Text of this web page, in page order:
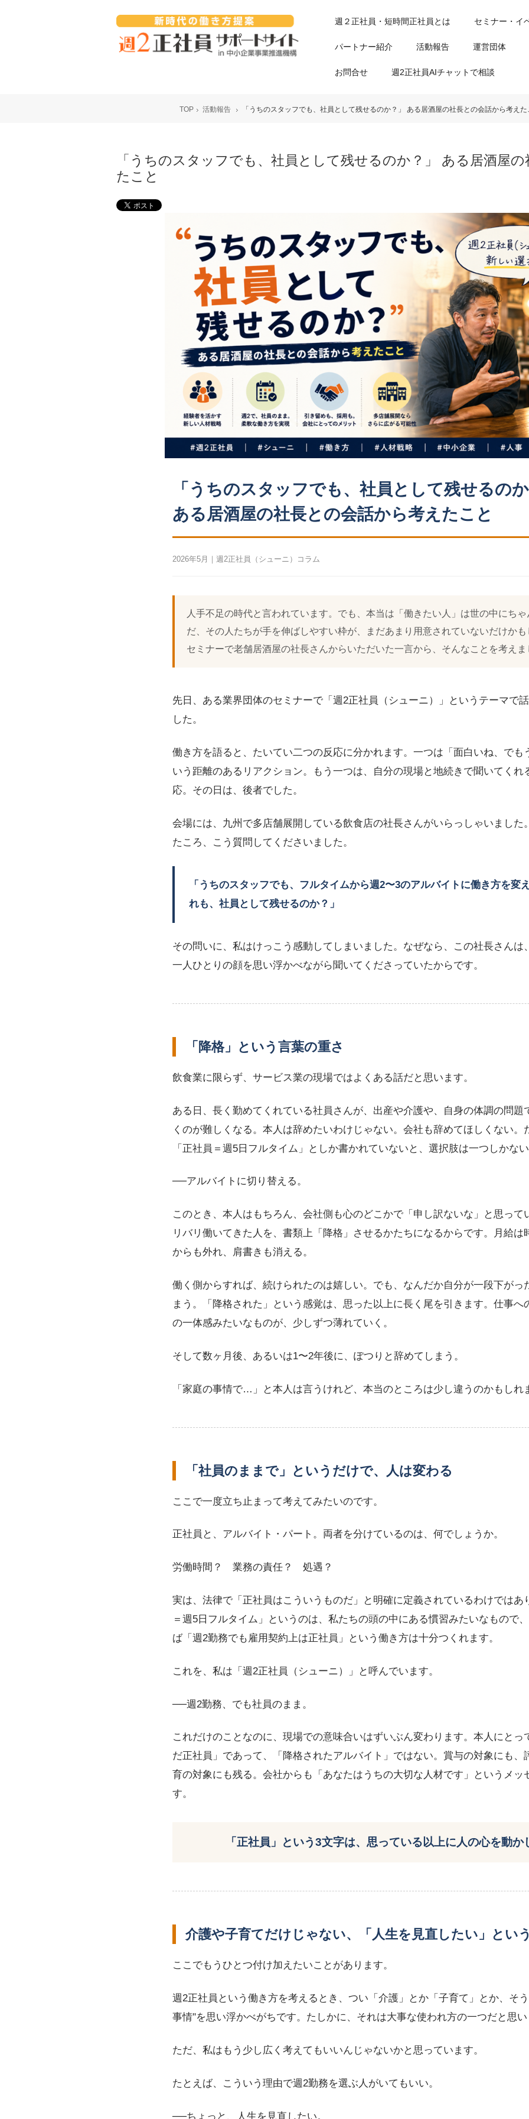
週２正社員・短時間正社員とは セミナー・イ
パートナー紹介 活動報告 運営団体
お問合せ 週2正社員AIチャットで相談
TOP 活動報告 「うちのスタッフでも、社員として残せるのか？」 ある居酒屋の社長との会話から考えた
「うちのスタッフでも、社員として残せるのか？」 ある居酒屋
たこと
「うちのスタッフでも、社員として残せるの
ある居酒屋の社長との会話から考えたこと
2026年5月｜週2正社員（シューニ）コラム
人手不足の時代と言われています。でも、本当は「働きたい人」は世の中にち
だ、その人たちが手を伸ばしやすい枠が、まだあまり用意されていないだけか
セミナーで老舗居酒屋の社長さんからいただいた一言から、そんなことを考えま
先日、ある業界団体のセミナーで「週2正社員（シューニ）」というテーマで
した。
働き方を語ると、たいてい二つの反応に分かれます。一つは「面白いね、でも
いう距離のあるリアクション。もう一つは、自分の現場と地続きで聞いてくれ
応。その日は、後者でした。
会場には、九州で多店舗展開している飲食店の社長さんがいらっしゃいました
たころ、こう質問してくださいました。
「うちのスタッフでも、フルタイムから週2〜3のアルバイトに働き方を変
れも、社員として残せるのか？」
その問いに、私はけっこう感動してしまいました。なぜなら、この社長さんは
一人ひとりの顔を思い浮かべながら聞いてくださっていたからです。
「降格」という言葉の重さ
飲食業に限らず、サービス業の現場ではよくある話だと思います。
ある日、長く勤めてくれている社員さんが、出産や介護や、自身の体調の問題
くのが難しくなる。本人は辞めたいわけじゃない。会社も辞めてほしくない。
「正社員＝週5日フルタイム」としか書かれていないと、選択肢は一つしかな
──アルバイトに切り替える。
このとき、本人はもちろん、会社側も心のどこかで「申し訳ないな」と思って
リバリ働いてきた人を、書類上「降格」させるかたちになるからです。月給は
からも外れ、肩書きも消える。
働く側からすれば、続けられたのは嬉しい。でも、なんだか自分が一段下がっ
まう。「降格された」という感覚は、思った以上に長く尾を引きます。仕事へ
の一体感みたいなものが、少しずつ薄れていく。
そして数ヶ月後、あるいは1〜2年後に、ぽつりと辞めてしまう。
「家庭の事情で…」と本人は言うけれど、本当のところは少し違うのかもしれ
「社員のままで」というだけで、人は変わる
ここで一度立ち止まって考えてみたいのです。
正社員と、アルバイト・パート。両者を分けているのは、何でしょうか。
労働時間？ 業務の責任？ 処遇？
実は、法律で「正社員はこういうものだ」と明確に定義されているわけではあ
＝週5日フルタイム」というのは、私たちの頭の中にある慣習みたいなもので
ば「週2勤務でも雇用契約上は正社員」という働き方は十分つくれます。
これを、私は「週2正社員（シューニ）」と呼んでいます。
──週2勤務、でも社員のまま。
これだけのことなのに、現場での意味合いはずいぶん変わります。本人にとっ
だ正社員」であって、「降格されたアルバイト」ではない。賞与の対象にも、
育の対象にも残る。会社からも「あなたはうちの大切な人材です」というメッ
す。
「正社員」という3文字は、思っている以上に人の心を動か
介護や子育てだけじゃない、「人生を見直したい」とい
ここでもうひとつ付け加えたいことがあります。
週2正社員という働き方を考えるとき、つい「介護」とか「子育て」とか、そ
事情"を思い浮かべがちです。たしかに、それは大事な使われ方の一つだと思
ただ、私はもう少し広く考えてもいいんじゃないかと思っています。
たとえば、こういう理由で週2勤務を選ぶ人がいてもいい。
──ちょっと、人生を見直したい。